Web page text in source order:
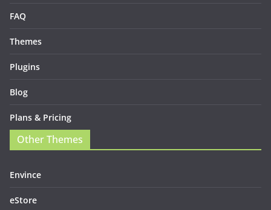
We love WordPress and we are here to provide you with
professional looking WordPress themes so that you can take
design and clean code.
ThemeGrill
Support
Documentation
FAQ